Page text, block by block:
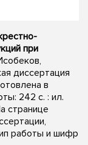
при
диссертация
в
242 c. : ил.
странице
работы и шифр